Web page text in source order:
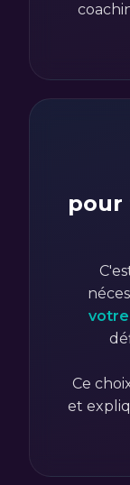
pour
Ce
et